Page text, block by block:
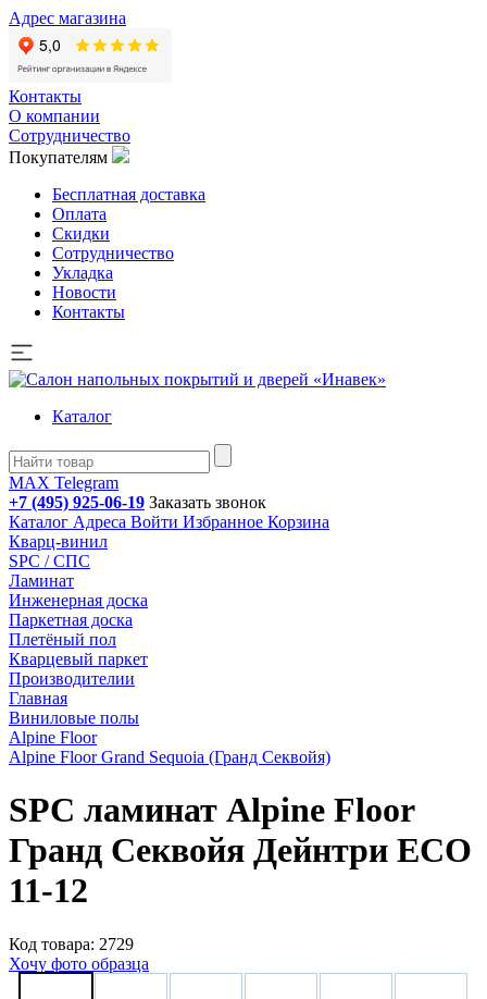
Адрес магазина
Контакты
О компании
Сотрудничество
Покупателям
Бесплатная доставка
Оплата
Скидки
Сотрудничество
Укладка
Новости
Контакты
Каталог
MAX Telegram
+7 (495) 925-06-19 Заказать звонок
Каталог Адреса Войти Избранное Корзина
Кварц-винил
SPC / СПС
Ламинат
Инженерная доска
Паркетная доска
Плетёный пол
Кварцевый паркет
Производителии
Главная
Виниловые полы
Alpine Floor
Alpine Floor Grand Sequoia (Гранд Секвойя)
SPC ламинат Alpine Floor
Гранд Секвойя Дейнтри ECO
11-12
Код товара: 2729
Хочу фото образца